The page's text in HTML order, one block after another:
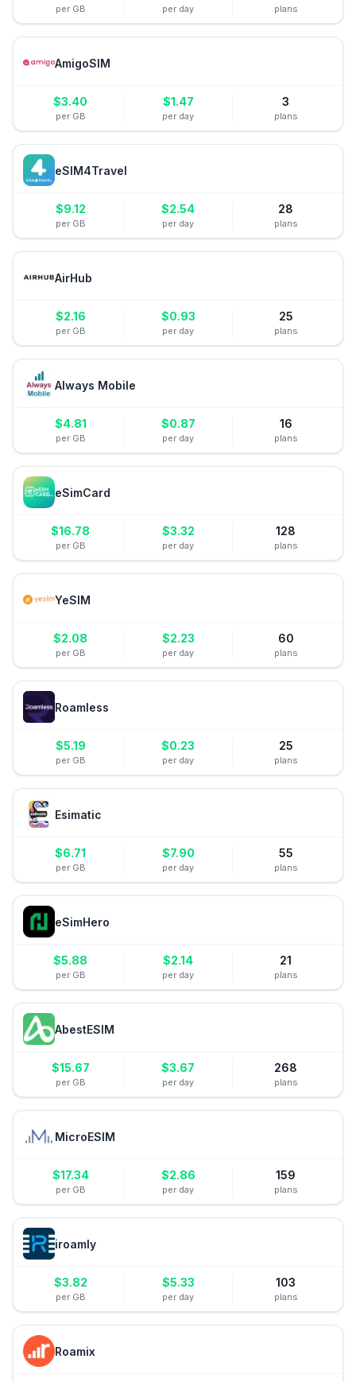
per GB per day plans
AmigoSIM
$3.40
per GB
$1.47
per day
3
plans
eSIM4Travel
$9.12
per GB
$2.54
per day
28
plans
AirHub
$2.16
per GB
$0.93
per day
25
plans
Always Mobile
$4.81
per GB
$0.87
per day
16
plans
eSimCard
$16.78
per GB
$3.32
per day
128
plans
YeSIM
$2.08
per GB
$2.23
per day
60
plans
Roamless
$5.19
per GB
$0.23
per day
25
plans
Esimatic
$6.71
per GB
$7.90
per day
55
plans
eSimHero
$5.88
per GB
$2.14
per day
21
plans
AbestESIM
$15.67
per GB
$3.67
per day
268
plans
MicroESIM
$17.34
per GB
$2.86
per day
159
plans
iroamly
$3.82
per GB
$5.33
per day
103
plans
Roamix